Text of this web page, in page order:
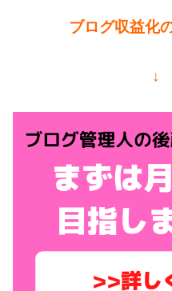
ブログ収益化
↓